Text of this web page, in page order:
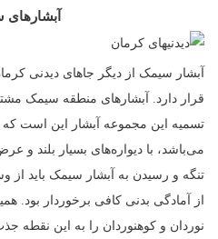
آبشار سیمک از دیگر جاهای دیدنی
تسمیه این مجموعه آبشار این است
تنگه و رسیدن به آبشار سیمک باید از
از آمادگی بدنی کافی برخوردار بود.
نوردان و کوهنوردان را به این نقطه